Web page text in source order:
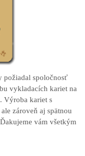
požiadal spoločnosť
vykladacích kariet na
Výroba kariet s
zároveň aj spätnou
vám všetkým